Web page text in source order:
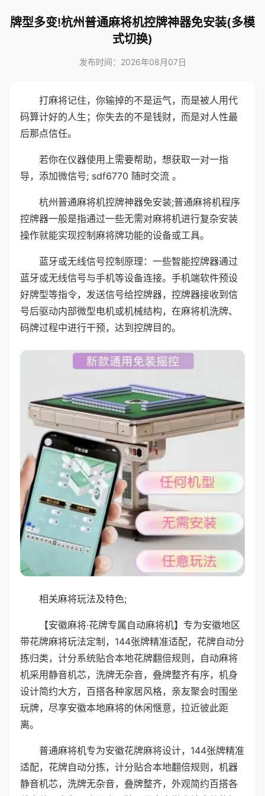
牌型多变!杭州普通麻将机控牌神器免安装(多模
式切换)
发布时间：2026年08月07日
打麻将记住，你输掉的不是运气，而是被人用代
码算计好的人生；你失去的不是钱财，而是对人性最
后那点信任。
若你在仪器使用上需要帮助，想获取一对一指
导，添加微信号; sdf6770 随时交流 。
杭州普通麻将机控牌神器免安装;普通麻将机程序
控牌器一般是指通过一些无需对麻将机进行复杂安装
操作就能实现控制麻将牌功能的设备或工具。
蓝牙或无线信号控制原理：一些智能控牌器通过
蓝牙或无线信号与手机等设备连接。手机端软件预设
好牌型等指令，发送信号给控牌器，控牌器接收到信
号后驱动内部微型电机或机械结构，在麻将机洗牌、
码牌过程中进行干预，达到控牌目的。
相关麻将玩法及特色;
【安徽麻将·花牌专属自动麻将机】专为安徽地区
带花牌麻将玩法定制，144张牌精准适配，花牌自动分
拣归类，计分系统贴合本地花牌翻倍规则，自动麻将
机采用静音机芯，洗牌无杂音，叠牌整齐有序，机身
设计简约大方，百搭各种家居风格，亲友聚会时围坐
玩牌，尽享安徽本地麻将的休闲惬意，拉近彼此距
离。
普通麻将机专为安徽花牌麻将设计，144张牌精准
适配，花牌自动分拣，计分贴合本地翻倍规则，机器
静音机芯，洗牌无杂音，叠牌整齐，外观简约百搭各